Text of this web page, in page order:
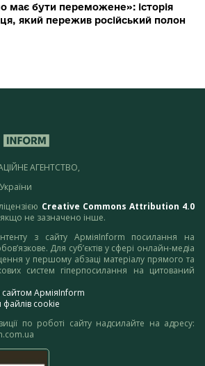
має бути переможене»: історія
який пережив російський полон
АГЕНТСТВО,
Creative Commons Attribution 4.0
якщо не зазначено інше.
з сайту АрміяInform посилання на
Для суб’єктів у сфері онлайн-медіа
у першому абзаці матеріалу прямого та
систем гіперпосилання на цитований
сайтом АрміяInform
файлів cookie
по роботі сайту надсилайте на адресу: